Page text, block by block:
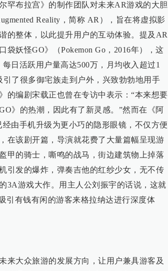
罕布拉宫》的制作团队对未来AR游戏的大胆
Reality，简称 AR），旨在将虚拟影
的整体，以此提升用户的互动体验。提及AR
妖怪GO》（Pokemon Go，2016年），这
日活跃用户量高达500万，月均收入超过1
了很多御宅族走到户外，兴致勃勃地用手
的编剧宋载正也曾在专访中表示：“本来想要
》的热潮，因此有了新灵感。”然而在《阿
由手机升级为更小巧的隐形眼镜，不仅方便
在该剧开篇，导演就花费了大量篇幅呈现游
甲的骑士，嘶鸣的战马，街边建筑物上掉落
引发的爆炸，弹奏吉他的红纱少女，无不传
3A游戏大作。用主人公刘振宇的话说，这就
引有钱有闲的游客来格拉纳达进行深度体
来大众旅游的发展方向，让用户兼具游客及